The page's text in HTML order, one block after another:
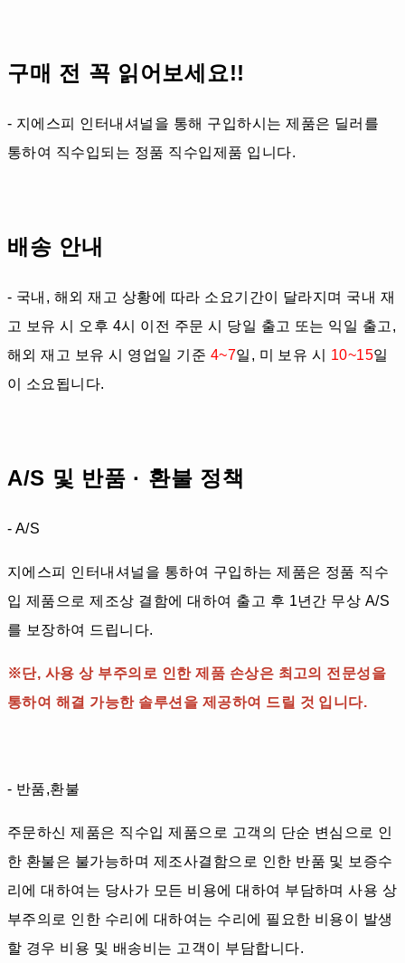
구매 전 꼭 읽어보세요!!
- 지에스피 인터내셔널을 통해 구입하시는 제품은 딜러를
통하여 직수입되는 정품 직수입제품 입니다.
배송 안내
- 국내, 해외 재고 상황에 따라 소요기간이 달라지며 국내 재
고 보유 시 오후 4시 이전 주문 시 당일 출고 또는 익일 출고,
해외 재고 보유 시 영업일 기준 4~7일, 미 보유 시 10~15일
이 소요됩니다.
A/S 및 반품 · 환불 정책
- A/S
지에스피 인터내셔널을 통하여 구입하는 제품은 정품 직수
입 제품으로 제조상 결함에 대하여 출고 후 1년간 무상 A/S
를 보장하여 드립니다.
※단, 사용 상 부주의로 인한 제품 손상은 최고의 전문성을
통하여 해결 가능한 솔루션을 제공하여 드릴 것 입니다.
- 반품,환불
주문하신 제품은 직수입 제품으로 고객의 단순 변심으로 인
한 환불은 불가능하며 제조사결함으로 인한 반품 및 보증수
리에 대하여는 당사가 모든 비용에 대하여 부담하며 사용 상
부주의로 인한 수리에 대하여는 수리에 필요한 비용이 발생
할 경우 비용 및 배송비는 고객이 부담합니다.